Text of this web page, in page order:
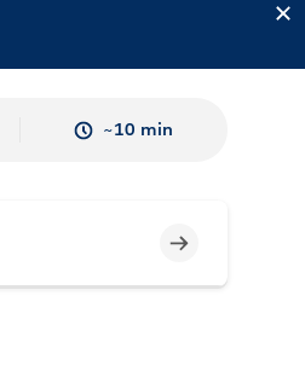
~10 min
Incompleto